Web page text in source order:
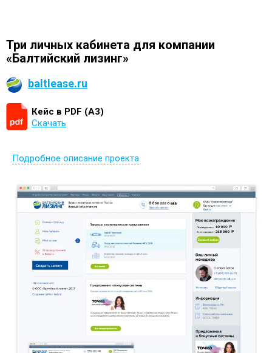
Три личных кабинета для компании
«Балтийский лизинг»
baltlease.ru
Кейс в PDF (А3)
Скачать
Подробное описание проекта